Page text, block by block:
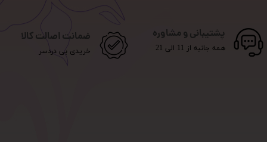
پشتیبانی و مشاوره
همه جانبه از 11 الی 21
ضمانت اصالت کالا
خریدی بی دردسر